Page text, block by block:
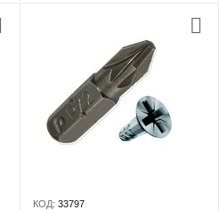
КОД: 33797